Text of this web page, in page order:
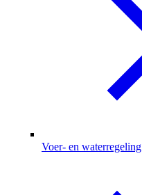
Voer- en waterregeling